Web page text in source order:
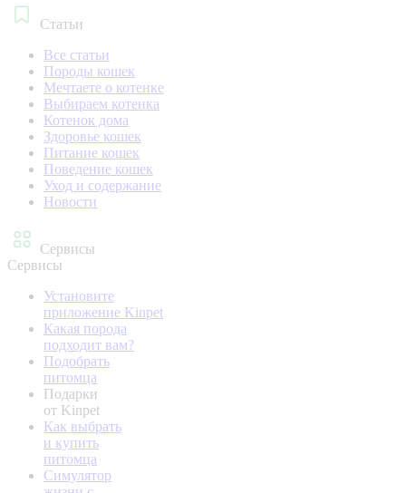
Статьи
Все статьи
Породы кошек
Мечтаете о котенке
Выбираем котенка
Котенок дома
Здоровье кошек
Питание кошек
Поведение кошек
Уход и содержание
Новости
Сервисы
Сервисы
Установите
приложение Kinpet
Какая порода
подходит вам?
Подобрать
питомца
Подарки
от Kinpet
Как выбрать
и купить
питомца
Симулятор